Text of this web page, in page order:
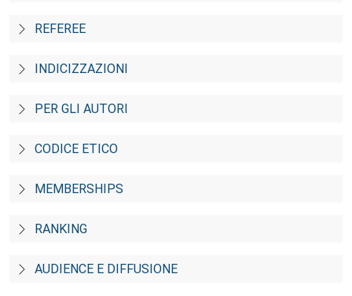
REFEREE
INDICIZZAZIONI
PER GLI AUTORI
CODICE ETICO
MEMBERSHIPS
RANKING
AUDIENCE E DIFFUSIONE